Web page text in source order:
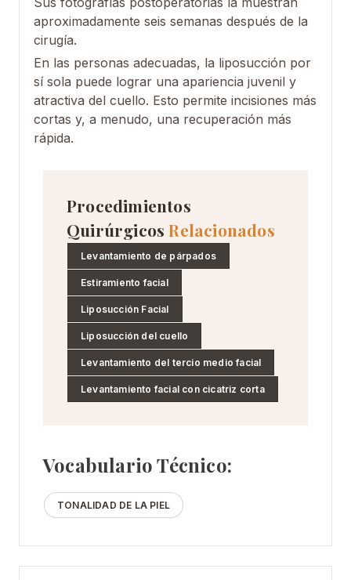
aproximadamente seis semanas después de la
cirugía.
En las personas adecuadas, la liposucción por
sí sola puede lograr una apariencia juvenil y
atractiva del cuello. Esto permite incisiones más
cortas y, a menudo, una recuperación más
rápida.
Procedimientos
Quirúrgicos Relacionados
Levantamiento de párpados
Estiramiento facial
Liposucción Facial
Liposucción del cuello
Levantamiento del tercio medio facial
Levantamiento facial con cicatriz corta
Vocabulario Técnico:
TONALIDAD DE LA PIEL